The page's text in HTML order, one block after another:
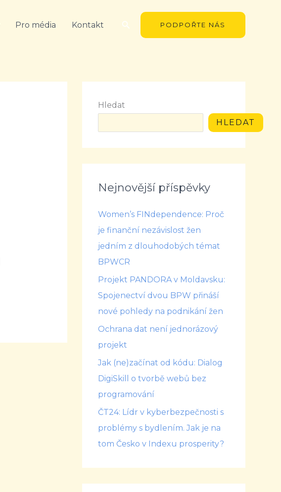
Pro média Kontakt Hledat PODPOŘTE NÁS
Hledat
HLEDAT
Nejnovější příspěvky
Women’s FINdependence: Proč
je finanční nezávislost žen
jedním z dlouhodobých témat
BPWCR
Projekt PANDORA v Moldavsku:
Spojenectví dvou BPW přináší
nové pohledy na podnikání žen
Ochrana dat není jednorázový
projekt
Jak (ne)začínat od kódu: Dialog
DigiSkill o tvorbě webů bez
programování
ČT24: Lídr v kyberbezpečnosti s
problémy s bydlením. Jak je na
tom Česko v Indexu prosperity?